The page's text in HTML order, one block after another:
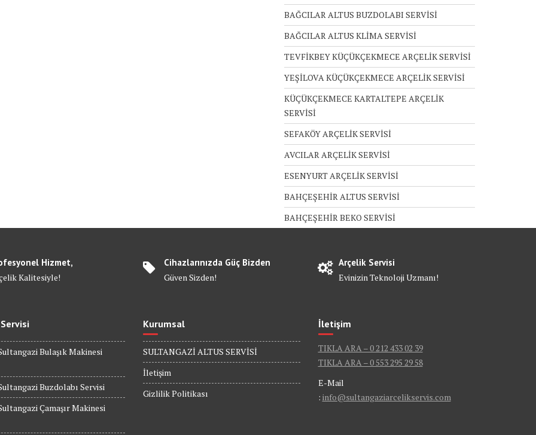
BAĞCILAR ALTUS BUZDOLABI SERVİSİ
BAĞCILAR ALTUS KLİMA SERVİSİ
TEVFİKBEY KÜÇÜKÇEKMECE ARÇELİK SERVİSİ
YEŞİLOVA KÜÇÜKÇEKMECE ARÇELİK SERVİSİ
KÜÇÜKÇEKMECE KARTALTEPE ARÇELİK
SERVİSİ
SEFAKÖY ARÇELİK SERVİSİ
AVCILAR ARÇELİK SERVİSİ
ESENYURT ARÇELİK SERVİSİ
BAHÇEŞEHİR ALTUS SERVİSİ
BAHÇEŞEHİR BEKO SERVİSİ
Hizmet,
Kalitesiyle!
Cihazlarınızda Güç Bizden
Güven Sizden!
Arçelik Servisi
Evinizin Teknoloji Uzmanı!
Bulaşık Makinesi
Buzdolabı Servisi
Çamaşır Makinesi
Kurumsal
SULTANGAZİ ALTUS SERVİSİ
İletişim
Gizlilik Politikası
İletişim
TIKLA ARA – 0 212 433 02 39
TIKLA ARA – 0 553 295 29 58
E-Mail
: info@sultangaziarcelikservis.com